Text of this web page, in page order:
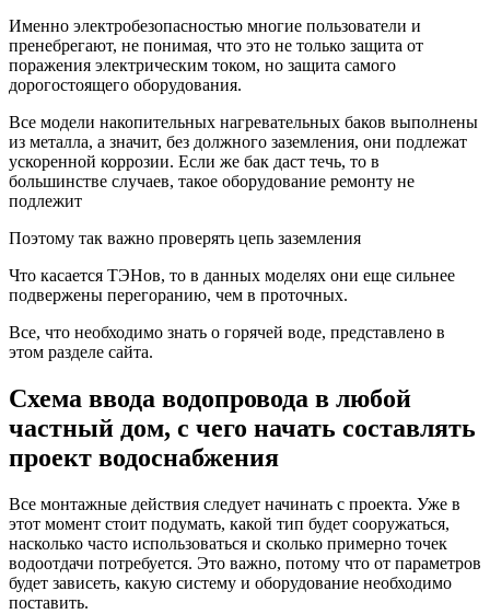
Именно электробезопасностью многие пользователи и
пренебрегают, не понимая, что это не только защита от
поражения электрическим током, но защита самого
дорогостоящего оборудования.
Все модели накопительных нагревательных баков выполнены
из металла, а значит, без должного заземления, они подлежат
ускоренной коррозии. Если же бак даст течь, то в
большинстве случаев, такое оборудование ремонту не
подлежит
Поэтому так важно проверять цепь заземления
Что касается ТЭНов, то в данных моделях они еще сильнее
подвержены перегоранию, чем в проточных.
Все, что необходимо знать о горячей воде, представлено в
этом разделе сайта.
Схема ввода водопровода в любой
частный дом, с чего начать составлять
проект водоснабжения
Все монтажные действия следует начинать с проекта. Уже в
этот момент стоит подумать, какой тип будет сооружаться,
насколько часто использоваться и сколько примерно точек
водоотдачи потребуется. Это важно, потому что от параметров
будет зависеть, какую систему и оборудование необходимо
поставить.